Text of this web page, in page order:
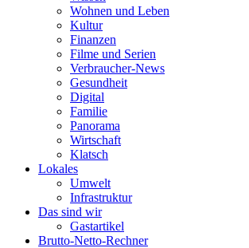
Wohnen und Leben
Kultur
Finanzen
Filme und Serien
Verbraucher-News
Gesundheit
Digital
Familie
Panorama
Wirtschaft
Klatsch
Lokales
Umwelt
Infrastruktur
Das sind wir
Gastartikel
Brutto-Netto-Rechner